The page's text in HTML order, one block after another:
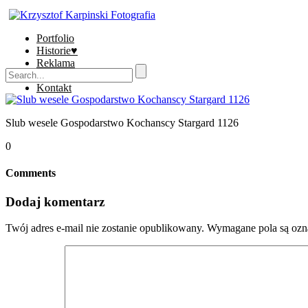
Portfolio
Historie♥
Reklama
Sklep
Kontakt
Slub wesele Gospodarstwo Kochanscy Stargard 1126
0
Comments
Dodaj komentarz
Twój adres e-mail nie zostanie opublikowany. Wymagane pola są